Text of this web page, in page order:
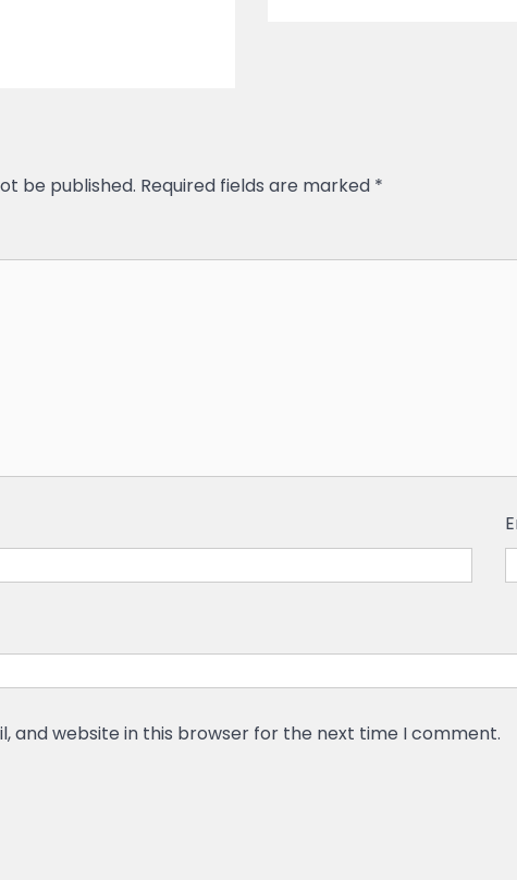
be published. Required fields are marked *
and website in this browser for the next time I comment.